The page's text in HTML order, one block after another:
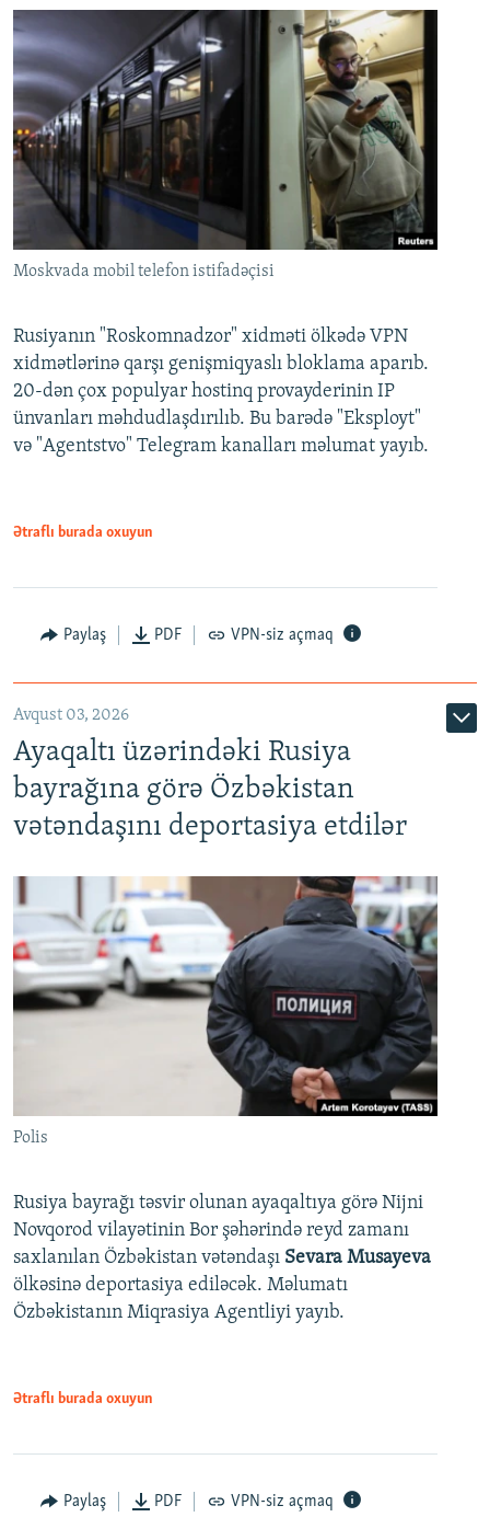
Moskvada mobil telefon istifadəçisi
Rusiyanın "Roskomnadzor" xidməti ölkədə VPN
xidmətlərinə qarşı genişmiqyaslı bloklama aparıb.
20-dən çox populyar hostinq provayderinin IP
ünvanları məhdudlaşdırılıb. Bu barədə "Eksployt"
və "Agentstvo" Telegram kanalları məlumat yayıb.
Ətraflı burada oxuyun
Paylaş PDF VPN-siz açmaq
Avqust 03, 2026
Ayaqaltı üzərindəki Rusiya
bayrağına görə Özbəkistan
vətəndaşını deportasiya etdilər
Polis
Rusiya bayrağı təsvir olunan ayaqaltıya görə Nijni
Novqorod vilayətinin Bor şəhərində reyd zamanı
saxlanılan Özbəkistan vətəndaşı Sevara Musayeva
ölkəsinə deportasiya ediləcək. Məlumatı
Özbəkistanın Miqrasiya Agentliyi yayıb.
Ətraflı burada oxuyun
Paylaş PDF VPN-siz açmaq